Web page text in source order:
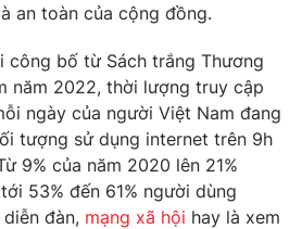
an toàn của cộng đồng.
công bố từ Sách trắng Thương
năm 2022, thời lượng truy cập
ngày của người Việt Nam đang
tượng sử dụng internet trên 9h
9% của năm 2020 lên 21%
53% đến 61% người dùng
đàn, mạng xã hội hay là xem